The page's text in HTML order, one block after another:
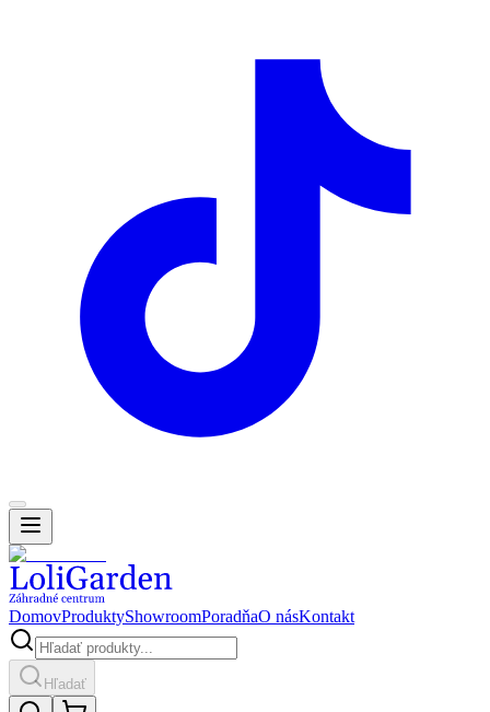
DomovProduktyShowroomPoradňaO násKontakt
Hľadať